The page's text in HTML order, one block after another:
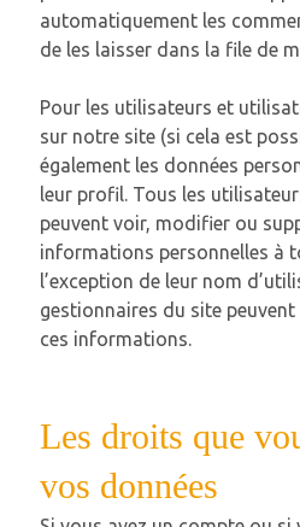
automatiquement les
de les laisser dans la file de
Pour les utilisateurs et
sur notre site (si cela est
également les données
leur profil. Tous les
peuvent voir, modifier ou
informations personnelles à
l’exception de leur nom
gestionnaires du site
ces informations.
Les droits que
vos données